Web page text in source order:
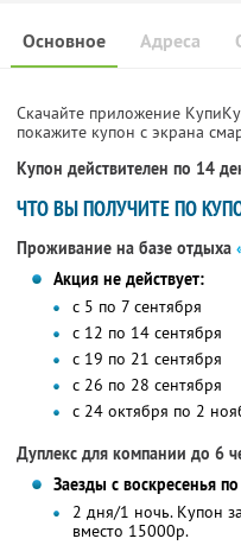
Основное Адреса
Скачайте приложение
покажите купон с экрана
Купон действителен по 14
ЧТО ВЫ ПОЛУЧИТЕ ПО
Проживание на базе отдыха
Акция не действует:
с 5 по 7 сентября
с 12 по 14 сентября
с 19 по 21 сентября
с 26 по 28 сентября
с 24 октября по 2
Дуплекс для компании до 6
Заезды с воскресенья
2 дня/1 ночь. Купон
вместо 15000р.